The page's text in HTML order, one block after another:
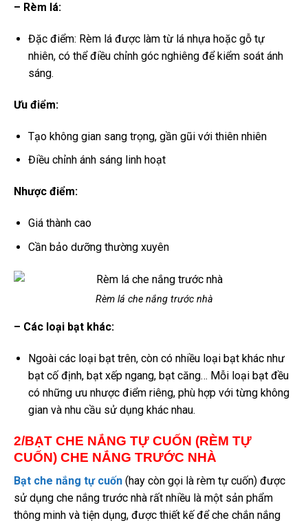
– Rèm lá:
Đặc điểm: Rèm lá được làm từ lá nhựa hoặc gỗ tự
nhiên, có thể điều chỉnh góc nghiêng để kiểm soát ánh
sáng.
Ưu điểm:
Tạo không gian sang trọng, gần gũi với thiên nhiên
Điều chỉnh ánh sáng linh hoạt
Nhược điểm:
Giá thành cao
Cần bảo dưỡng thường xuyên
Rèm lá che nắng trước nhà
– Các loại bạt khác:
Ngoài các loại bạt trên, còn có nhiều loại bạt khác như
bạt cố định, bạt xếp ngang, bạt căng… Mỗi loại bạt đều
có những ưu nhược điểm riêng, phù hợp với từng không
gian và nhu cầu sử dụng khác nhau.
2/BẠT CHE NẮNG TỰ CUỐN (RÈM TỰ
CUỐN) CHE NẮNG TRƯỚC NHÀ
Bạt che nắng tự cuốn (hay còn gọi là rèm tự cuốn) được
sử dụng che nắng trước nhà rất nhiều là một sản phẩm
thông minh và tiện dụng, được thiết kế để che chắn nắng